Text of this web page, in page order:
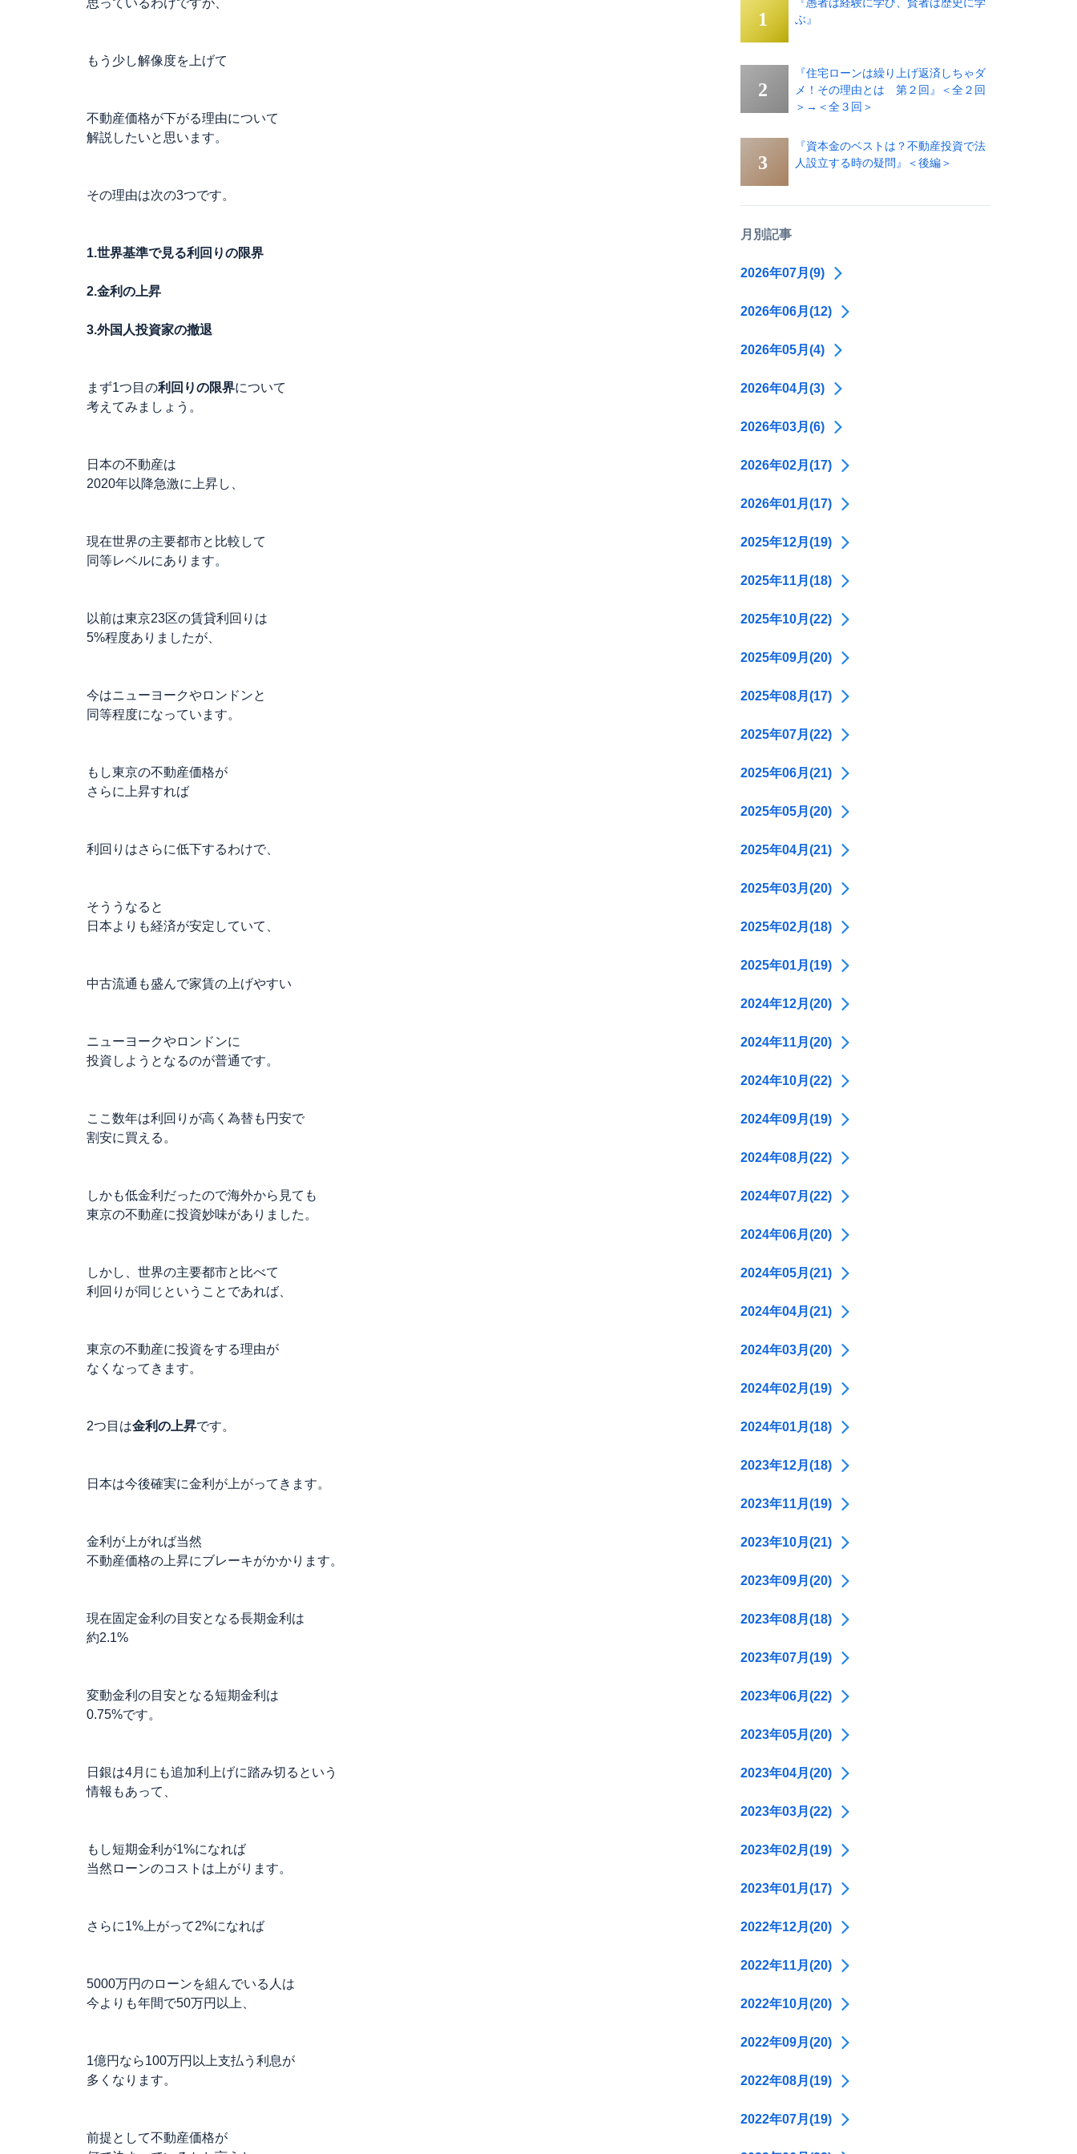
思っているわけですが、
もう少し解像度を上げて
不動産価格が下がる理由について
解説したいと思います。
その理由は次の3つです。
1.世界基準で見る利回りの限界
2.金利の上昇
3.外国人投資家の撤退
まず1つ目の利回りの限界について
考えてみましょう。
日本の不動産は
2020年以降急激に上昇し、
現在世界の主要都市と比較して
同等レベルにあります。
以前は東京23区の賃貸利回りは
5%程度ありましたが、
今はニューヨークやロンドンと
同等程度になっています。
もし東京の不動産価格が
さらに上昇すれば
利回りはさらに低下するわけで、
そううなると
日本よりも経済が安定していて、
中古流通も盛んで家賃の上げやすい
ニューヨークやロンドンに
投資しようとなるのが普通です。
ここ数年は利回りが高く為替も円安で
割安に買える。
しかも低金利だったので海外から見ても
東京の不動産に投資妙味がありました。
しかし、世界の主要都市と比べて
利回りが同じということであれば、
東京の不動産に投資をする理由が
なくなってきます。
2つ目は金利の上昇です。
日本は今後確実に金利が上がってきます。
金利が上がれば当然
不動産価格の上昇にブレーキがかかります。
現在固定金利の目安となる長期金利は
約2.1%
変動金利の目安となる短期金利は
0.75%です。
日銀は4月にも追加利上げに踏み切るという
情報もあって、
もし短期金利が1%になれば
当然ローンのコストは上がります。
さらに1%上がって2%になれば
5000万円のローンを組んでいる人は
今よりも年間で50万円以上、
1億円なら100万円以上支払う利息が
多くなります。
前提として不動産価格が
ぶ』
『住宅ローンは繰り上げ返済しちゃダ
メ！その理由とは 第２回』＜全２回
＞→＜全３回＞
『資本金のベストは？不動産投資で法
人設立する時の疑問』＜後編＞
月別記事
2026年07月(9)
2026年06月(12)
2026年05月(4)
2026年04月(3)
2026年03月(6)
2026年02月(17)
2026年01月(17)
2025年12月(19)
2025年11月(18)
2025年10月(22)
2025年09月(20)
2025年08月(17)
2025年07月(22)
2025年06月(21)
2025年05月(20)
2025年04月(21)
2025年03月(20)
2025年02月(18)
2025年01月(19)
2024年12月(20)
2024年11月(20)
2024年10月(22)
2024年09月(19)
2024年08月(22)
2024年07月(22)
2024年06月(20)
2024年05月(21)
2024年04月(21)
2024年03月(20)
2024年02月(19)
2024年01月(18)
2023年12月(18)
2023年11月(19)
2023年10月(21)
2023年09月(20)
2023年08月(18)
2023年07月(19)
2023年06月(22)
2023年05月(20)
2023年04月(20)
2023年03月(22)
2023年02月(19)
2023年01月(17)
2022年12月(20)
2022年11月(20)
2022年10月(20)
2022年09月(20)
2022年08月(19)
2022年07月(19)